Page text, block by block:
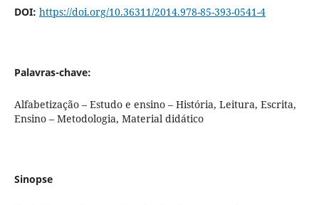
DOI: https://doi.org/10.36311/2014.978-85-393-0541-4
Palavras-chave:
Alfabetização – Estudo e ensino – História, Leitura, Escrita,
Ensino – Metodologia, Material didático
Sinopse